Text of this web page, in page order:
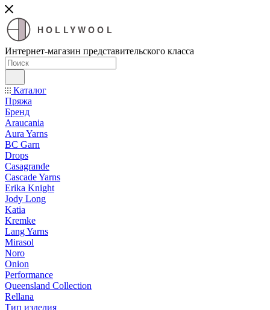
HOLLYWOOL
Интернет-магазин представительского класса
Каталог
Пряжа
Бренд
Araucania
Aura Yarns
BC Garn
Drops
Casagrande
Cascade Yarns
Erika Knight
Jody Long
Katia
Kremke
Lang Yarns
Mirasol
Noro
Onion
Performance
Queensland Collection
Rellana
Тип изделия